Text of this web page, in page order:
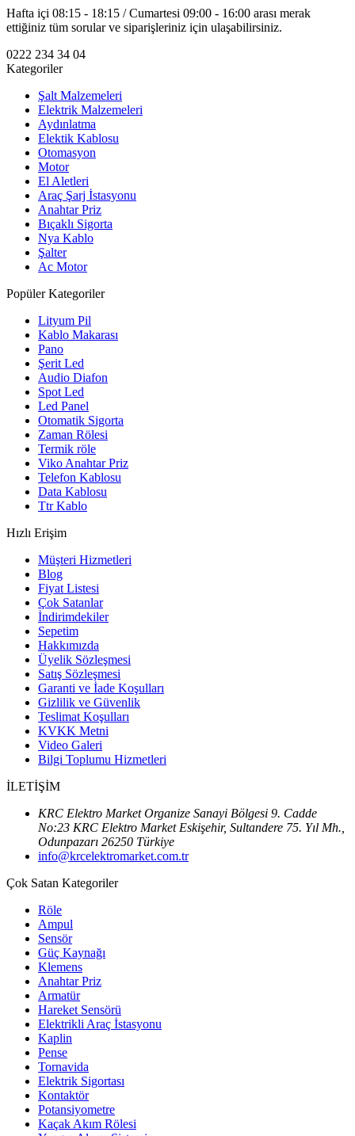
Hafta içi 08:15 - 18:15 / Cumartesi 09:00 - 16:00 arası merak
ettiğiniz tüm sorular ve siparişleriniz için ulaşabilirsiniz.
0222 234 34 04
Kategoriler
Şalt Malzemeleri
Elektrik Malzemeleri
Aydınlatma
Elektik Kablosu
Otomasyon
Motor
El Aletleri
Araç Şarj İstasyonu
Anahtar Priz
Bıçaklı Sigorta
Nya Kablo
Şalter
Ac Motor
Popüler Kategoriler
Lityum Pil
Kablo Makarası
Pano
Şerit Led
Audio Diafon
Spot Led
Led Panel
Otomatik Sigorta
Zaman Rölesi
Termik röle
Viko Anahtar Priz
Telefon Kablosu
Data Kablosu
Ttr Kablo
Hızlı Erişim
Müşteri Hizmetleri
Blog
Fiyat Listesi
Çok Satanlar
İndirimdekiler
Sepetim
Hakkımızda
Üyelik Sözleşmesi
Satış Sözleşmesi
Garanti ve İade Koşulları
Gizlilik ve Güvenlik
Teslimat Koşulları
KVKK Metni
Video Galeri
Bilgi Toplumu Hizmetleri
İLETİŞİM
KRC Elektro Market Organize Sanayi Bölgesi 9. Cadde
No:23 KRC Elektro Market Eskişehir, Sultandere 75. Yıl Mh.,
Odunpazarı 26250 Türkiye
info@krcelektromarket.com.tr
Çok Satan Kategoriler
Röle
Ampul
Sensör
Güç Kaynağı
Klemens
Anahtar Priz
Armatür
Hareket Sensörü
Elektrikli Araç İstasyonu
Kaplin
Pense
Tornavida
Elektrik Sigortası
Kontaktör
Potansiyometre
Kaçak Akım Rölesi